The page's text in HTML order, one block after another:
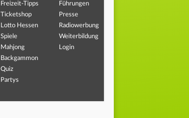
Freizeit-Tipps
Ticketshop
Lotto Hessen
Spiele
Mahjong
Backgammon
Quiz
Partys
Führungen
Presse
Radiowerbung
Weiterbildung
Login